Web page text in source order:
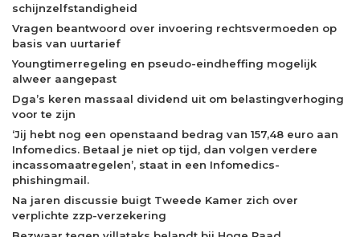
schijnzelfstandigheid
Vragen beantwoord over invoering rechtsvermoeden op
basis van uurtarief
Youngtimerregeling en pseudo-eindheffing mogelijk
alweer aangepast
Dga’s keren massaal dividend uit om belastingverhoging
voor te zijn
‘Jij hebt nog een openstaand bedrag van 157,48 euro aan
Infomedics. Betaal je niet op tijd, dan volgen verdere
incassomaatregelen’, staat in een Infomedics-
phishingmail.
Na jaren discussie buigt Tweede Kamer zich over
verplichte zzp-verzekering